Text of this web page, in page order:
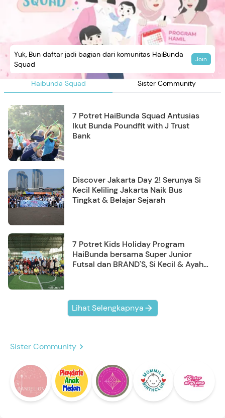
Haibunda Squad Sister Community
Yuk, Bun daftar jadi bagian dari komunitas HaiBunda
Squad
Join
7 Potret HaiBunda Squad Antusias
Ikut Bunda Poundfit with J Trust
Bank
Discover Jakarta Day 2! Serunya Si
Kecil Keliling Jakarta Naik Bus
Tingkat & Belajar Sejarah
7 Potret Kids Holiday Program
HaiBunda bersama Super Junior
Futsal dan BRAND'S, Si Kecil & Ayah
Lihat Selengkapnya
Sister Community